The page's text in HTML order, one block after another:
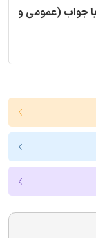
جواب (عمومی و